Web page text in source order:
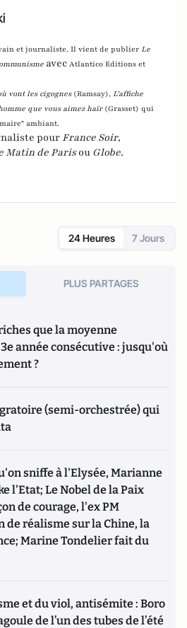
et journaliste. Il vient de publier Le
avec Atlantico Editions et
vont les cigognes (Ramsay), L'affiche
que vous aimez haïr (Grasset) qui
ambiant.
pour France Soir,
Matin de Parisou Globe.
24 Heures 7 Jours
PLUS PARTAGES
que la moyenne
année consécutive : jusqu'où
?
(semi-orchestrée) qui
sniffe à l'Elysée, Marianne
l'Etat; Le Nobel de la Paix
de courage, l'ex PM
de réalisme sur la Chine, la
Marine Tondelier fait du
et du viol, antisémite : Boro
de l’un des tubes de l’été